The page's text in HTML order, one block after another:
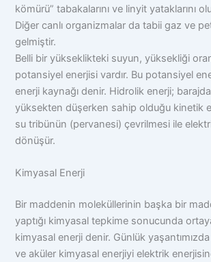
kömürü” tabakalarını ve linyit yataklarını
Diğer canlı organizmalar da tabii gaz ve
gelmiştir.
Belli bir yükseklikteki suyun, yüksekliği
potansiyel enerjisi vardır. Bu potansiyel
enerji kaynağı denir. Hidrolik enerji;
yüksekten düşerken sahip olduğu kinetik
su tribünün (pervanesi) çevrilmesi ile
dönüşür.
Kimyasal Enerji
Bir maddenin moleküllerinin başka bir
yaptığı kimyasal tepkime sonucunda
kimyasal enerji denir. Günlük yaşantımızda
ve aküler kimyasal enerjiyi elektrik